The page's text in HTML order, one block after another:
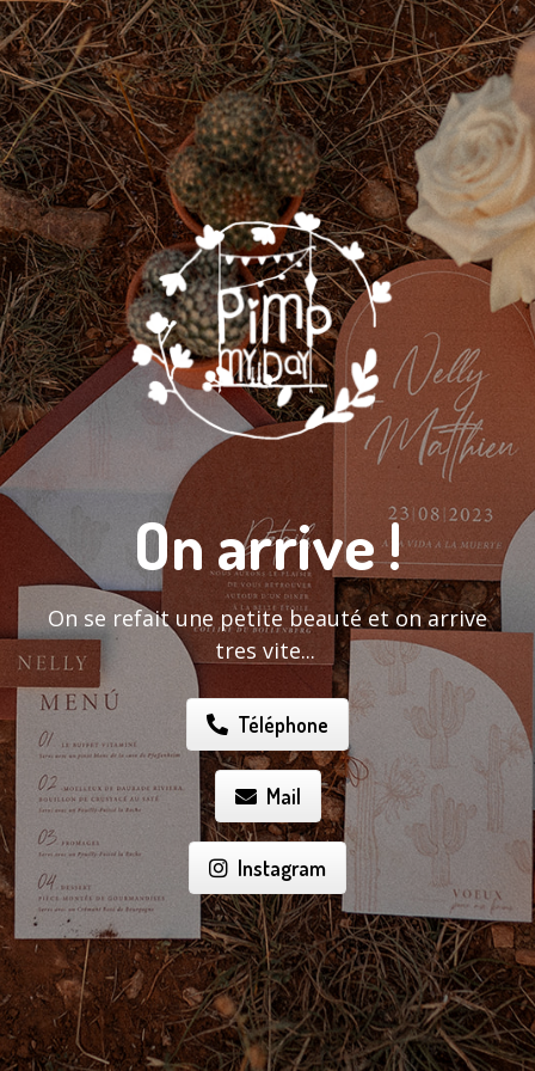
On arrive !
On se refait une petite beauté et on arrive
tres vite...
Téléphone
Mail
Instagram